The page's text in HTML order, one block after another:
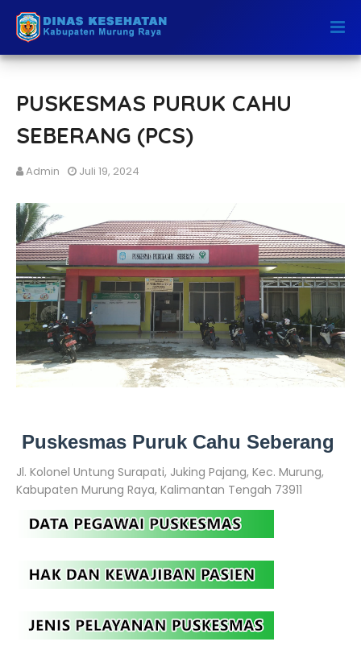
PUSKESMAS PURUK CAHU
SEBERANG (PCS)
Admin Juli 19, 2024
Puskesmas Puruk Cahu Seberang
Jl. Kolonel Untung Surapati, Juking Pajang, Kec. Murung,
Kabupaten Murung Raya, Kalimantan Tengah 73911